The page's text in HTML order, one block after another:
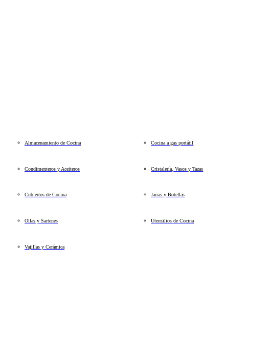
Almacenamiento de Cocina Cocina a gas portátil
Condimenteros y Aceiteros Cristalería, Vasos y Tazas
Cubiertos de Cocina Jarras y Botellas
Ollas y Sartenes Utensilios de Cocina
Vajillas y Cerámica